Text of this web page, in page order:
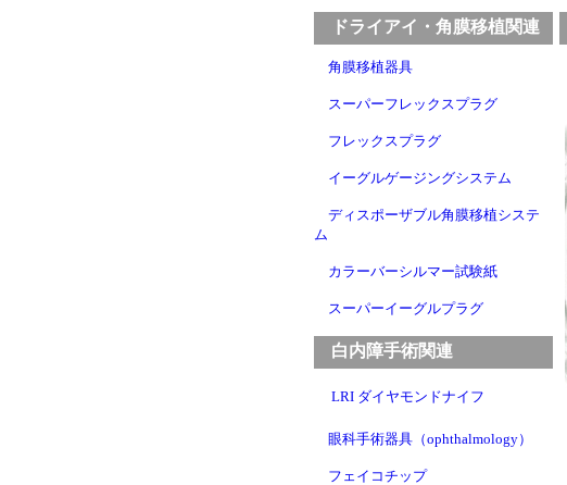
ドライアイ・角膜移植関連
角膜移植器具
スーパーフレックスプラグ
フレックスプラグ
イーグルゲージングシステム
ディスポーザブル角膜移植システ
ム
カラーバーシルマー試験紙
スーパーイーグルプラグ
白内障手術関連
LRI ダイヤモンドナイフ
眼科手術器具（ophthalmology）
フェイコチップ